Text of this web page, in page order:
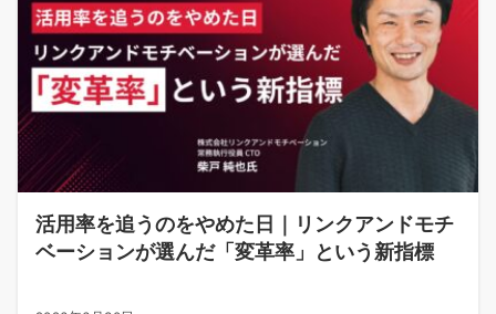
活用率を追うのをやめた日｜リンクアンドモチ
ベーションが選んだ「変革率」という新指標